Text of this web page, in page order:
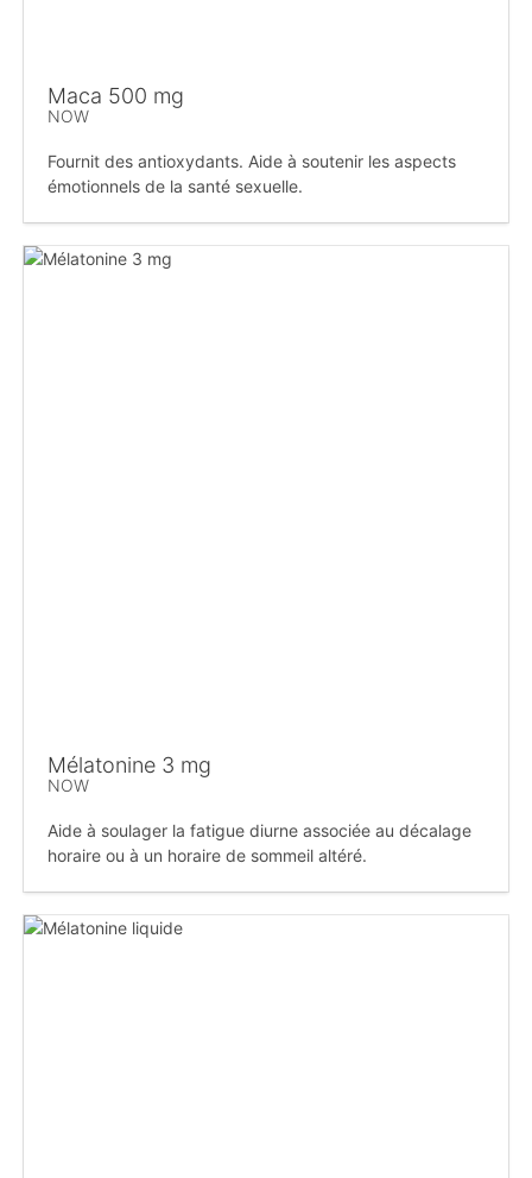
Maca 500 mg
NOW
Fournit des antioxydants. Aide à soutenir les aspects
émotionnels de la santé sexuelle.
Mélatonine 3 mg
NOW
Aide à soulager la fatigue diurne associée au décalage
horaire ou à un horaire de sommeil altéré.